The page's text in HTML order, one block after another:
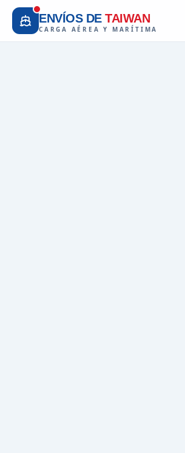
ENVÍOS DE TAIWAN
CARGA AÉREA Y MARÍTIMA